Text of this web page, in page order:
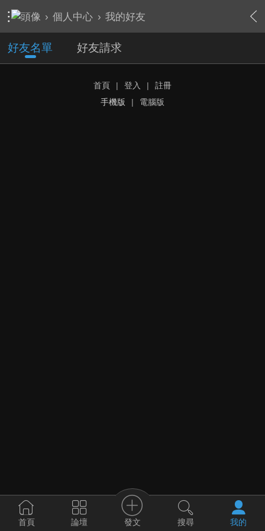
› 個人中心 › 我的好友
好友名單 好友請求
首頁 | 登入 |
註冊
手機版
| 電腦版
首頁 論壇 發文 搜尋 我的